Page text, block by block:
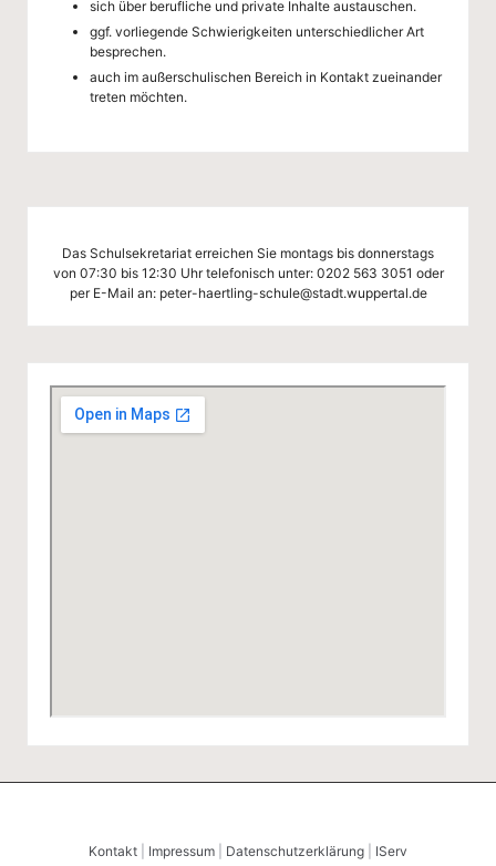
h
ul
W
p
er
l
sich über berufliche und private Inhalte austauschen.
ggf. vorliegende Schwierigkeiten unterschiedlicher Art
besprechen.
auch im außerschulischen Bereich in Kontakt zueinander
treten möchten.
Das Schulsekretariat erreichen Sie montags bis donnerstags
von 07:30 bis 12:30 Uhr telefonisch unter: 0202 563 3051 oder
per E-Mail an: peter-haertling-schule@stadt.wuppertal.de
Kontakt Impressum Datenschutzerklärung IServ